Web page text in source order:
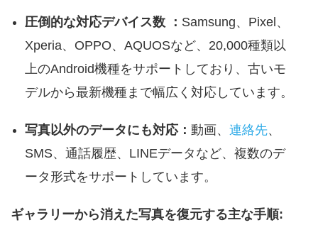
圧倒的な対応デバイス数 ： Samsung、Pixel、
Xperia、OPPO、AQUOSなど、20,000種類以
上のAndroid機種をサポートしており、古いモ
デルから最新機種まで幅広く対応しています。
写真以外のデータにも対応： 動画、 連絡先、
SMS、通話履歴、LINEデータなど、複数のデ
ータ形式をサポートしています。
ギャラリーから消えた写真を復元する主な手順: